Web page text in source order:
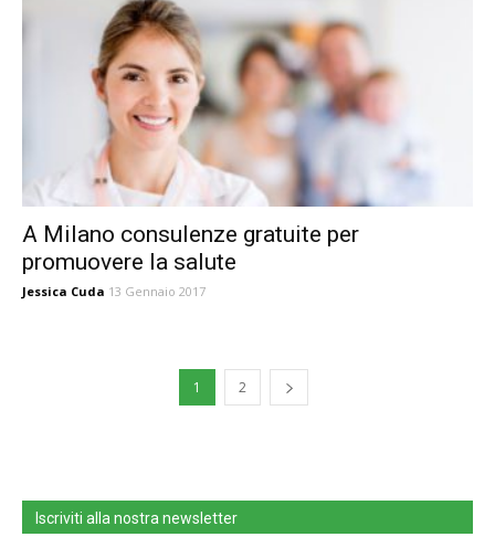
A Milano consulenze gratuite per
promuovere la salute
Jessica Cuda 13 Gennaio 2017
1 2
Iscriviti alla nostra newsletter